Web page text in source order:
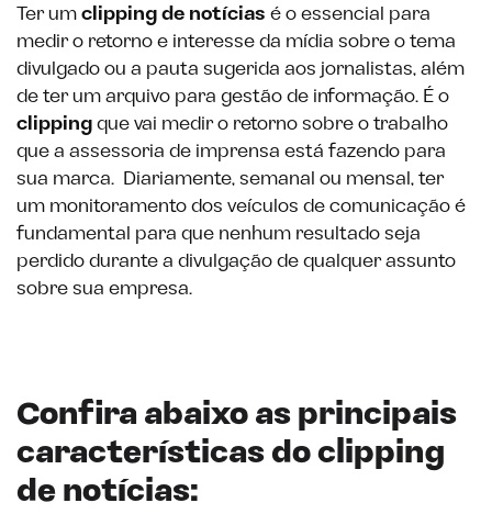
Ter umclipping de notícias é o essencial para
medir o retorno e interesse da mídia sobre o tema
divulgado ou a pauta sugerida aos jornalistas, além
de ter um arquivo para gestão de informação. É o
clippingque vai medir o retorno sobre o trabalho
que a assessoria de imprensa está fazendo para
sua marca. Diariamente, semanal ou mensal, ter
um monitoramento dos veículos de comunicação é
fundamental para que nenhum resultado seja
perdido durante a divulgação de qualquer assunto
sobre sua empresa.
Confira abaixo as principais
características do clipping
de notícias: